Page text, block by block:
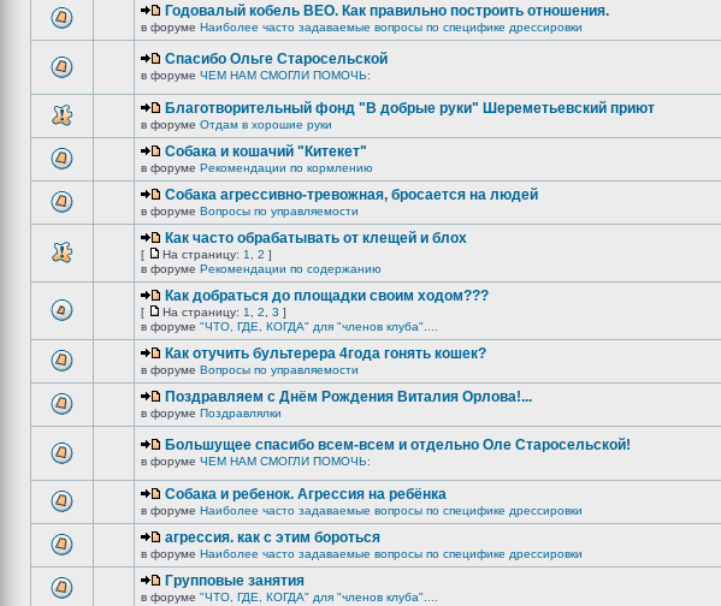
Годовалый кобель ВЕО. Как правильно построить отношения.
в форуме Наиболее часто задаваемые вопросы по специфике дрессировки
Спасибо Ольге Старосельской
в форуме ЧЕМ НАМ СМОГЛИ ПОМОЧЬ:
Благотворительный фонд "В добрые руки" Шереметьевский приют
в форуме Отдам в хорошие руки
Собака и кошачий "Китекет"
в форуме Рекомендации по кормлению
Собака агрессивно-тревожная, бросается на людей
в форуме Вопросы по управляемости
Как часто обрабатывать от клещей и блох
[ На страницу: 1 2 ]
в форуме Рекомендации по содержанию
Как добраться до площадки своим ходом???
[ На страницу: 1 2 3 ]
в форуме "ЧТО, ГДЕ, КОГДА" для "членов клуба"....
Как отучить бультерера 4года гонять кошек?
в форуме Вопросы по управляемости
Поздравляем с Днём Рождения Виталия Орлова!...
в форуме Поздравлялки
Большущее спасибо всем-всем и отдельно Оле Старосельской!
в форуме ЧЕМ НАМ СМОГЛИ ПОМОЧЬ:
Собака и ребенок. Агрессия на ребёнка
в форуме Наиболее часто задаваемые вопросы по специфике дрессировки
агрессия. как с этим бороться
в форуме Наиболее часто задаваемые вопросы по специфике дрессировки
Групповые занятия
в форуме "ЧТО, ГДЕ, КОГДА" для "членов клуба"....